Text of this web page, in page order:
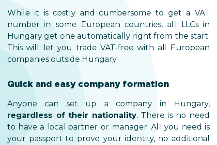
While it is costly and cumbersome to get a VAT
number in some European countries, all LLCs in
Hungary get one automatically right from the start.
This will let you trade VAT-free with all European
companies outside Hungary.
Quick and easy company formation
Anyone can set up a company in Hungary,
regardless of their nationality. There is no need
to have a local partner or manager. All you need is
your passport to prove your identity, no additional